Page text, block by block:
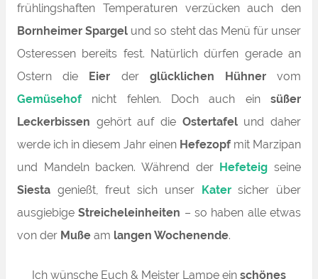
frühlingshaften Temperaturen verzücken auch den
Bornheimer Spargel und so steht das Menü für unser
Osteressen bereits fest. Natürlich dürfen gerade an
Ostern die Eier der glücklichen Hühnervom
Gemüsehofnicht fehlen. Doch auch ein süßer
Leckerbissen gehört auf die Ostertafelund daher
werde ich in diesem Jahr einen Hefezopfmit Marzipan
und Mandeln backen. Während der Hefeteig seine
Siesta genießt, freut sich unser Katersicher über
ausgiebigeStreicheleinheiten – so haben alle etwas
von der Muße am langen Wochenende.
Ich wünsche Euch & Meister Lampe ein schönes